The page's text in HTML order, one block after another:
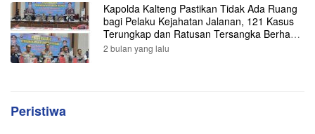
Kapolda Kalteng Pastikan Tidak Ada Ruang
bagi Pelaku Kejahatan Jalanan, 121 Kasus
Terungkap dan Ratusan Tersangka Berhasil
Dibekuk
2 bulan yang lalu
Peristiwa